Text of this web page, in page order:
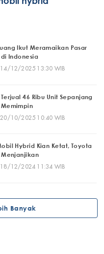
Ikut Meramaikan Pasar
Indonesia
14/12/2025 13:30 WIB
46 Ribu Unit Sepanjang
20/10/2025 10:40 WIB
Hybrid Kian Ketat, Toyota
Menjanjikan
18/12/2024 11:34 WIB
Banyak